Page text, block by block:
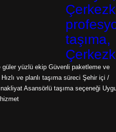
taşıma,
güler yüzlü ekip Güvenli paketleme ve
ve planlı taşıma süreci Şehir içi /
Asansörlü taşıma seçeneği